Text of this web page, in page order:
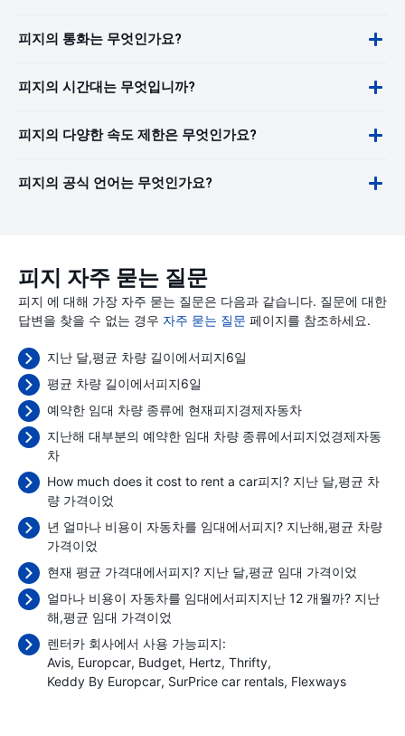
피지의 통화는 무엇인가요?
피지의 시간대는 무엇입니까?
피지의 다양한 속도 제한은 무엇인가요?
피지의 공식 언어는 무엇인가요?
피지 자주 묻는 질문
피지 에 대해 가장 자주 묻는 질문은 다음과 같습니다. 질문에 대한
답변을 찾을 수 없는 경우 자주 묻는 질문 페이지를 참조하세요.
지난 달,평균 차량 길이에서피지6일
평균 차량 길이에서피지6일
예약한 임대 차량 종류에 현재피지경제자동차
지난해 대부분의 예약한 임대 차량 종류에서피지었경제자동
차
How much does it cost to rent a car피지? 지난 달,평균 차
량 가격이었
년 얼마나 비용이 자동차를 임대에서피지? 지난해,평균 차량
가격이었
현재 평균 가격대에서피지? 지난 달,평균 임대 가격이었
얼마나 비용이 자동차를 임대에서피지지난 12 개월까? 지난
해,평균 임대 가격이었
렌터카 회사에서 사용 가능피지:
Avis Europcar Budget Hertz Thrifty
Keddy By Europcar SurPrice car rentals Flexways